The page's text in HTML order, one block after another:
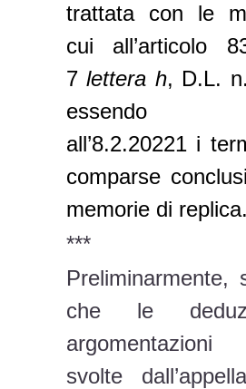
trattata con le
cui all’articolo
7lettera h, D.L.
essendo
all’8.2.20221 i
comparse
memorie di replica.
***
Preliminarmente,
che le
argomentazioni
svolte